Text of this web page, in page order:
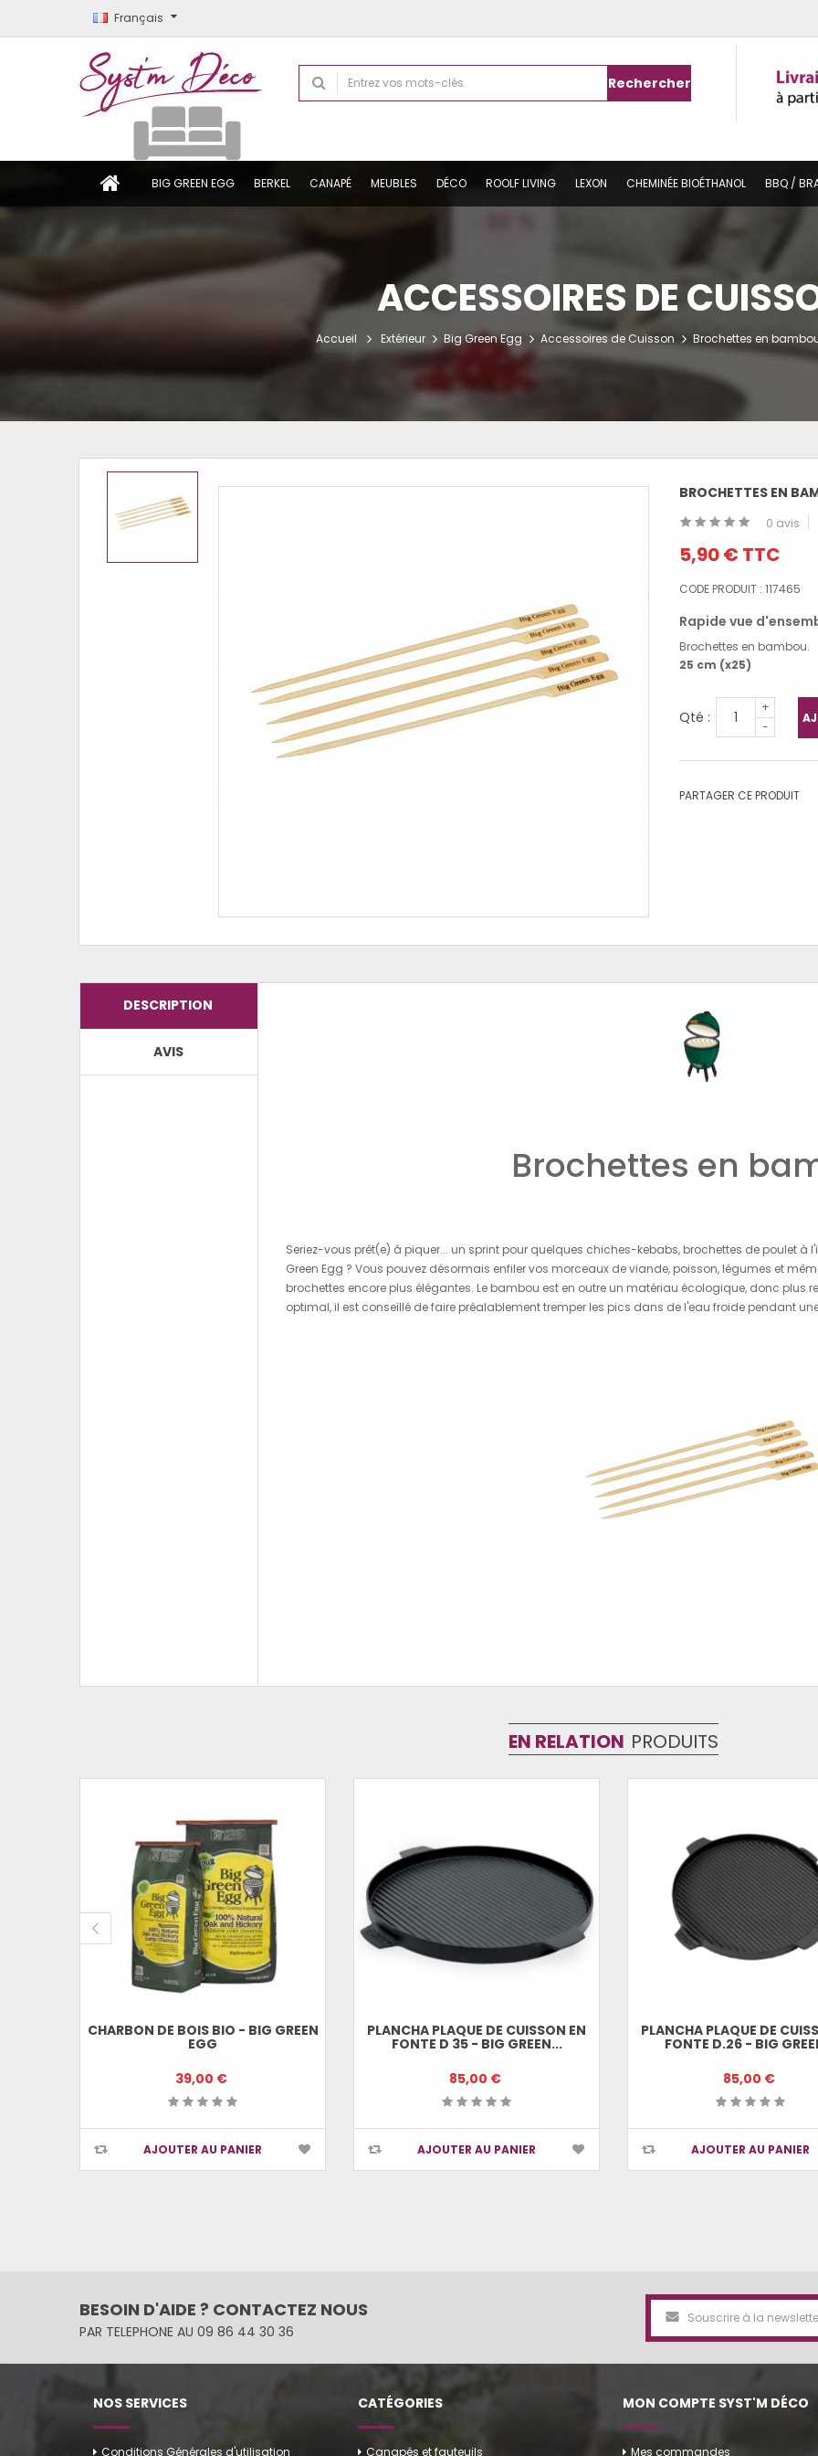
Français
Rechercher
BIG GREEN EGG BERKEL CANAPÉ MEUBLES DÉCO ROOLF LIVING LEXON CHEMINÉE BIOÉTHANOL BBQ /
ACCESSOIRES DE
Accueil Extérieur Big Green Egg Accessoires de Cuisson Brochettes en
BROCHETTES EN
0 avis
5,90 € TTC
CODE PRODUIT : 117465
Rapide vue
Brochettes en bambou.
25 cm (x25)
Qté :
+
-
PARTAGER CE PRODUIT
DESCRIPTION
AVIS
Brochettes en
Seriez-vous prêt(e) à piquer... un sprint pour quelques chiches-kebabs, brochettes de poulet à
Green Egg ? Vous pouvez désormais enfiler vos morceaux de viande, poisson, légumes et
brochettes encore plus élégantes. Le bambou est en outre un matériau écologique, donc plus
optimal, il est conseillé de faire préalablement tremper les pics dans de l'eau froide pendant
EN RELATION PRODUITS
CHARBON DE BOIS BIO - BIG GREEN
EGG
39,00 €
AJOUTER AU PANIER
PLANCHA PLAQUE DE CUISSON EN
FONTE D 35 - BIG GREEN...
85,00 €
AJOUTER AU PANIER
PLANCHA PLAQUE DE
FONTE D.26 - BIG
85,00 €
AJOUTER AU PANIER
BESOIN D'AIDE ? CONTACTEZ NOUS
PAR TELEPHONE AU 09 86 44 30 36
NOS SERVICES
Conditions Générales d'utilisation
CATÉGORIES
Canapés et fauteuils
MON COMPTE SYST'M DÉCO
Mes commandes